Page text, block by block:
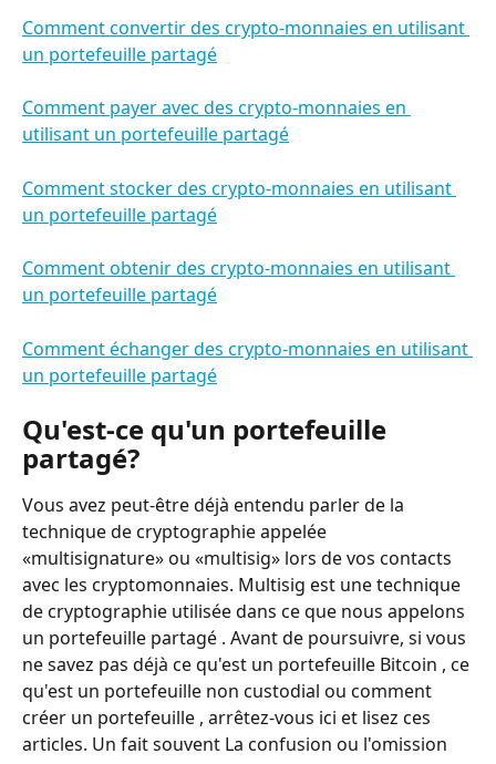
Comment convertir des crypto-monnaies en utilisant
un portefeuille partagé
Comment payer avec des crypto-monnaies en
utilisant un portefeuille partagé
Comment stocker des crypto-monnaies en utilisant
un portefeuille partagé
Comment obtenir des crypto-monnaies en utilisant
un portefeuille partagé
Comment échanger des crypto-monnaies en utilisant
un portefeuille partagé
Qu'est-ce qu'un portefeuille
partagé?
Vous avez peut-être déjà entendu parler de la
technique de cryptographie appelée
«multisignature» ou «multisig» lors de vos contacts
avec les cryptomonnaies. Multisig est une technique
de cryptographie utilisée dans ce que nous appelons
un portefeuille partagé . Avant de poursuivre, si vous
ne savez pas déjà ce qu'est un portefeuille Bitcoin , ce
qu'est un portefeuille non custodial ou comment
créer un portefeuille , arrêtez-vous ici et lisez ces
articles. Un fait souvent La confusion ou l'omission